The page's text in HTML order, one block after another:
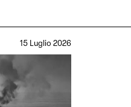
15 Luglio 2026